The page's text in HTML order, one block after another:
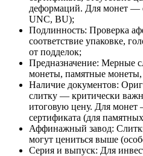
деформаций. Для монет —
UNC, BU);
Подлинность: Проверка
соответствие упаковке,
от подделок;
Предназначение: Мерные
монеты, памятные
Наличие документов:
слитку — критически
итоговую цену. Для
сертификата (для
Аффинажный завод:
могут цениться выше
Серия и выпуск: Для